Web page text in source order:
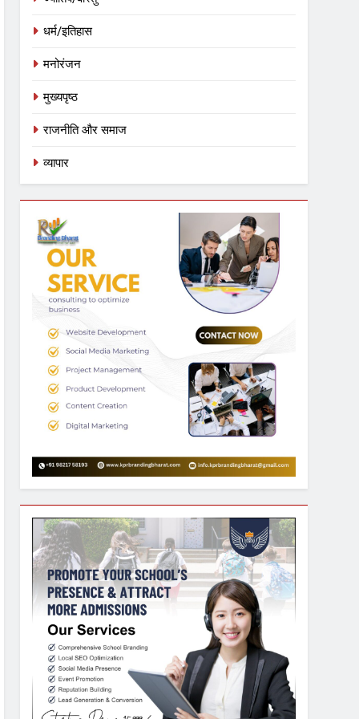
धर्म/इतिहास
मनोरंजन
मुख्यपृष्ठ
राजनीति और समाज
व्यापार